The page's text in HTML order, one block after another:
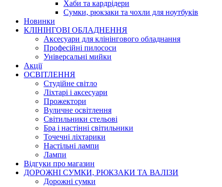
Хаби та кардрідери
Сумки, рюкзаки та чохли для ноутбуків
Новинки
КЛІНІНГОВІ ОБЛАДНЕННЯ
Аксесуари для клінінгового обладнання
Професійні пилососи
Універсальні мийки
Акції
ОСВІТЛЕННЯ
Студійне світло
Ліхтарі і аксесуари
Прожектори
Вуличне освітлення
Світильники стельові
Бра і настінні світильники
Точечні ліхтарики
Настільні лампи
Лампи
Відгуки про магазин
ДОРОЖНІ СУМКИ, РЮКЗАКИ ТА ВАЛІЗИ
Дорожні сумки